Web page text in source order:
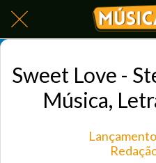
Sweet Love -
Música,